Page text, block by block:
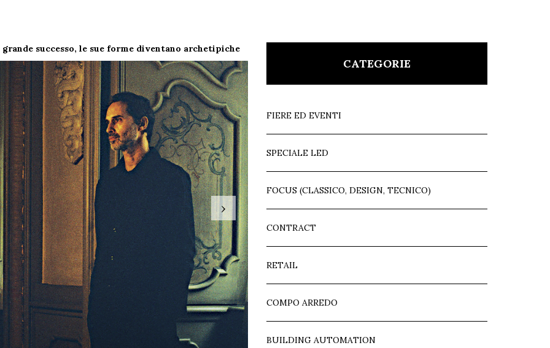
successo, le sue forme diventano archetipiche
›
CATEGORIE
FIERE ED EVENTI
SPECIALE LED
FOCUS (CLASSICO, DESIGN, TECNICO)
CONTRACT
RETAIL
COMPO ARREDO
BUILDING AUTOMATION